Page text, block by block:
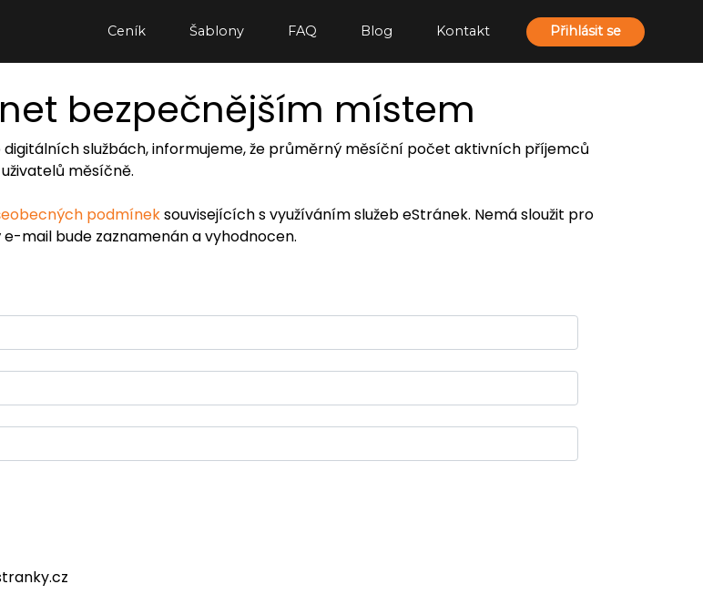
Ceník Šablony FAQ Blog Kontakt Přihlásit se
bezpečnějším místem
digitálních službách, informujeme, že průměrný měsíční počet aktivních příjemců
uživatelů měsíčně.
podmíneksouvisejících s využíváním služeb eStránek. Nemá sloužit pro
mail bude zaznamenán a vyhodnocen.